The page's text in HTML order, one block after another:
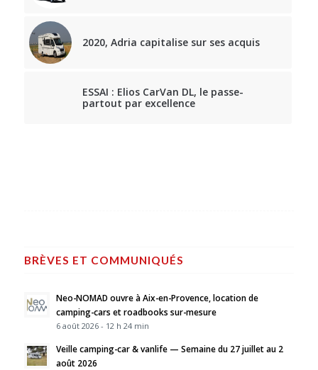
2020, Adria capitalise sur ses acquis
ESSAI : Elios CarVan DL, le passe-
partout par excellence
BRÈVES ET COMMUNIQUÉS
Neo-NOMAD ouvre à Aix-en-Provence, location de
camping-cars et roadbooks sur-mesure
6 août 2026 - 12 h 24 min
Veille camping-car & vanlife — Semaine du 27 juillet au 2
août 2026